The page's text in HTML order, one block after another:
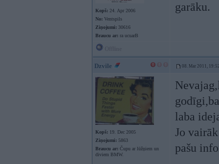
Kopš: 24. Apr 2006
No: Ventspils
Ziņojumi: 30616
Braucu ar: ra ucuarB
garāku.
Dzvile 08. Mar 2011,
Kopš: 19. Dec 2005
Ziņojumi: 5863
Braucu ar: Čupu ar lūžņiem un
diviem BMW.
laba
Jo
pašu